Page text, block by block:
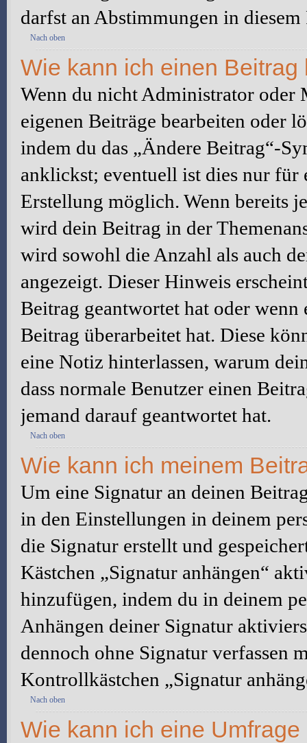
darfst an Abstimmungen in
Nach oben
Wie kann ich einen
Wenn du nicht Administrator oder
eigenen Beiträge bearbeiten oder
indem du das „Ändere Beitrag“-
anklickst; eventuell ist dies nur für
Erstellung möglich. Wenn bereits
wird dein Beitrag in der
wird sowohl die Anzahl als auch
angezeigt. Dieser Hinweis
Beitrag geantwortet hat oder
Beitrag überarbeitet hat. Diese
eine Notiz hinterlassen, warum
dass normale Benutzer einen
jemand darauf geantwortet hat.
Nach oben
Wie kann ich meinem
Um eine Signatur an deinen
in den Einstellungen in deinem
die Signatur erstellt und
Kästchen „Signatur anhängen“
hinzufügen, indem du in deinem
Anhängen deiner Signatur
dennoch ohne Signatur verfassen
Kontrollkästchen „Signatur
Nach oben
Wie kann ich eine